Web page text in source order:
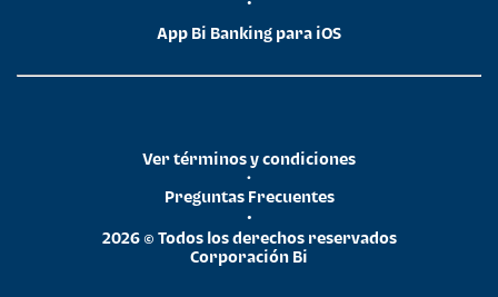
App Bi Banking para iOS
2026 © Todos los derechos reservados
Corporación Bi
•
Preguntas Frecuentes
•
Ver términos y condiciones